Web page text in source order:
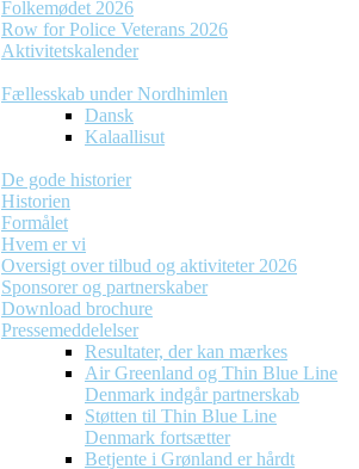
Folkemødet 2026
Row for Police Veterans 2026
Aktivitetskalender
Fællesskab under Nordhimlen
Dansk
Kalaallisut
De gode historier
Historien
Formålet
Hvem er vi
Oversigt over tilbud og aktiviteter 2026
Sponsorer og partnerskaber
Download brochure
Pressemeddelelser
Resultater, der kan mærkes
Air Greenland og Thin Blue Line
Denmark indgår partnerskab
Støtten til Thin Blue Line
Denmark fortsætter
Betjente i Grønland er hårdt